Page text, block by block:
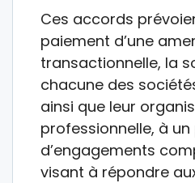
Ces accords
paiement d’une
transactionnelle, la
chacune des
ainsi que leur
professionnelle, à
d’engagements
visant à répondre